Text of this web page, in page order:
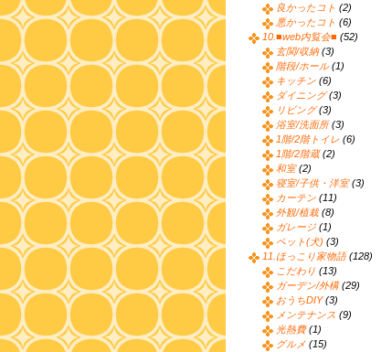
良かったコト (2)
悪かったコト (6)
10.■web内覧会■ (52)
玄関/収納(3)
階段/ホール(1)
キッチン (6)
ダイニング(3)
リビング(3)
浴室/洗面所(3)
1階/2階トイレ (6)
1階/2階蔵(2)
和室(2)
寝室/子供・洋室(3)
カーテン (11)
外観/植栽(8)
ガレージ (1)
ペット(犬) (3)
11.ほっこり家物語(128)
こだわり (13)
ガーデン/外構(29)
おうちDIY(3)
メンテナンス (9)
光熱費(1)
グルメ (15)